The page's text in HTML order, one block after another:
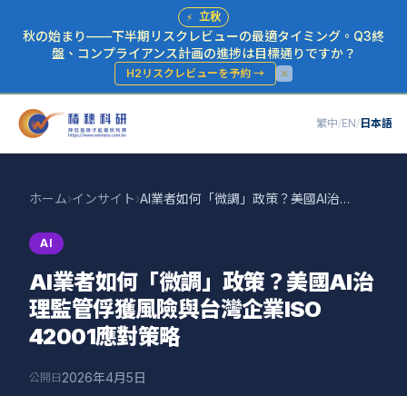
⚡ 立秋
秋の始まり——下半期リスクレビューの最適タイミング。Q3終
盤、コンプライアンス計画の進捗は目標通りですか？
H2リスクレビューを予約 →
繁中/EN/ 日本語
ホーム›インサイト› AI業者如何「微調」政策？美國AI治理監管俘獲風險與台灣企業ISO 42001應對策略
AI
AI業者如何「微調」政策？美國AI治
理監管俘獲風險與台灣企業ISO
42001應對策略
公開日 2026年4月5日